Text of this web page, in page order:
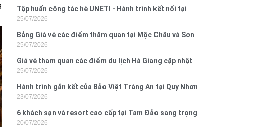
Tập huấn công tác hè UNETI - Hành trình kết nối tại
Hòn Dấu, Đồ Sơn
25/07/2026
Bảng Giá vé các điểm thăm quan tại Mộc Châu và Sơn
La 2026
25/07/2026
Giá vé tham quan các điểm du lịch Hà Giang cập nhật
2026
25/07/2026
Hành trình gắn kết của Bảo Việt Tràng An tại Quy Nhơn
- Phú Yên
23/07/2026
6 khách sạn và resort cao cấp tại Tam Đảo sang trọng
tiện nghi
20/07/2026